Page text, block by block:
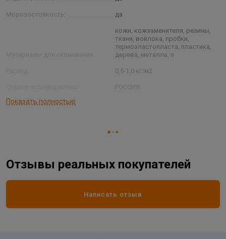
Морозостойкость: да
кожи, кожзаменителя, резины,
ткани, войлока, пробки,
термоэластопласта, пластика,
дерева, металла, п
0,5-1,0 кг/м2
РОССИЯ
Фасовка:
Показать полностью
Отзывы реальных покупателей
Написать отзыв